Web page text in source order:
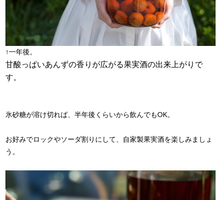
↑一年後。
甘酸っぱいあんずの香りが広がる果実酒の出来上がりで
す。
氷砂糖が溶け切れば、半年後くらいから飲んでもOK。
お好みでロックやソーダ割りにして、自家製果実酒を楽しみましょ
う。